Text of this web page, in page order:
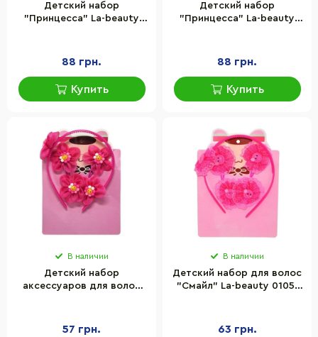
Детский набор
"Принцесса" La-beauty
88 грн.
Купить
Детский набор
"Принцесса" La-beauty
88 грн.
Купить
В наличии
Детский набор
аксессуаров для волос
57 грн.
В наличии
Детский набор для волос
"Смайл" La-beauty 0105-
63 грн.